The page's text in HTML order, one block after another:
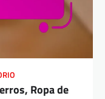
Ropa de